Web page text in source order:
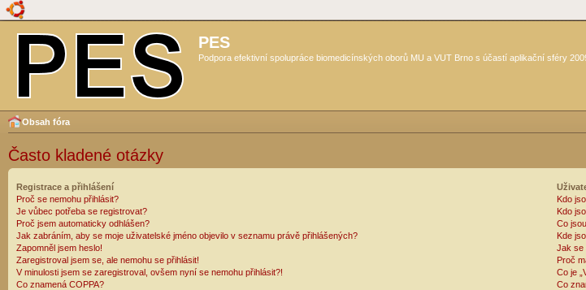
PES
Podpora efektivní spolupráce biomedicínských oborů MU a VUT Brno s účastí aplikační sféry
Obsah fóra
Často kladené otázky
Registrace a přihlášení
Proč se nemohu přihlásit?
Je vůbec potřeba se registrovat?
Proč jsem automaticky odhlášen?
Jak zabráním, aby se moje uživatelské jméno objevilo v seznamu právě přihlášených?
Zapomněl jsem heslo!
Zaregistroval jsem se, ale nemohu se přihlásit!
V minulosti jsem se zaregistroval, ovšem nyní se nemohu přihlásit?!
Co znamená COPPA?
Kdo
Kdo
Co
Kde
Jak se
Proč
Co je
Co